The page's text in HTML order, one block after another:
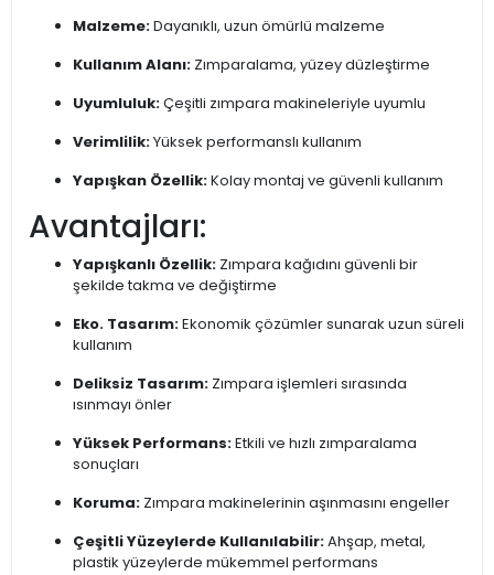
Malzeme:Dayanıklı, uzun ömürlü malzeme
Kullanım Alanı: Zımparalama, yüzey düzleştirme
Uyumluluk:Çeşitli zımpara makineleriyle uyumlu
Verimlilik:Yüksek performanslı kullanım
Yapışkan Özellik:Kolay montaj ve güvenli kullanım
Avantajları:
Yapışkanlı Özellik: Zımpara kağıdını güvenli bir
şekilde takma ve değiştirme
Eko. Tasarım:Ekonomik çözümler sunarak uzun süreli
kullanım
Deliksiz Tasarım: Zımpara işlemleri sırasında
ısınmayı önler
Yüksek Performans:Etkili ve hızlı zımparalama
sonuçları
Koruma: Zımpara makinelerinin aşınmasını engeller
Çeşitli Yüzeylerde Kullanılabilir:Ahşap, metal,
plastik yüzeylerde mükemmel performans